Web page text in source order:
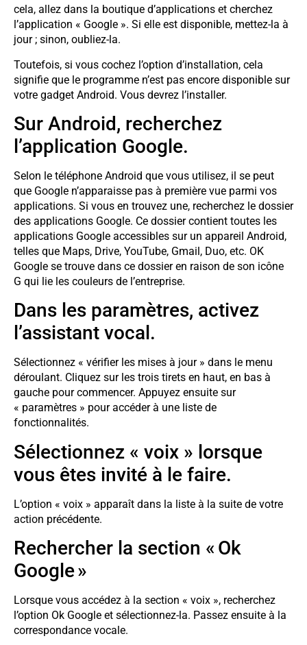
cela, allez dans la boutique d’applications et cherchez
l’application « Google ». Si elle est disponible, mettez-la à
jour ; sinon, oubliez-la.
Toutefois, si vous cochez l’option d’installation, cela
signifie que le programme n’est pas encore disponible sur
votre gadget Android. Vous devrez l’installer.
Sur Android, recherchez
l’application Google.
Selon le téléphone Android que vous utilisez, il se peut
que Google n’apparaisse pas à première vue parmi vos
applications. Si vous en trouvez une, recherchez le dossier
des applications Google. Ce dossier contient toutes les
applications Google accessibles sur un appareil Android,
telles que Maps, Drive, YouTube, Gmail, Duo, etc. OK
Google se trouve dans ce dossier en raison de son icône
G qui lie les couleurs de l’entreprise.
Dans les paramètres, activez
l’assistant vocal.
Sélectionnez « vérifier les mises à jour » dans le menu
déroulant. Cliquez sur les trois tirets en haut, en bas à
gauche pour commencer. Appuyez ensuite sur
« paramètres » pour accéder à une liste de
fonctionnalités.
Sélectionnez « voix » lorsque
vous êtes invité à le faire.
L’option « voix » apparaît dans la liste à la suite de votre
action précédente.
Rechercher la section « Ok
Google »
Lorsque vous accédez à la section « voix », recherchez
l’option Ok Google et sélectionnez-la. Passez ensuite à la
correspondance vocale.